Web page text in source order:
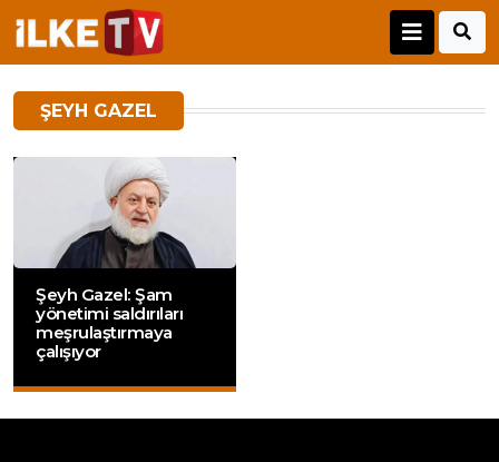
ŞEYH GAZEL
Şeyh Gazel: Şam
yönetimi saldırıları
meşrulaştırmaya
çalışıyor